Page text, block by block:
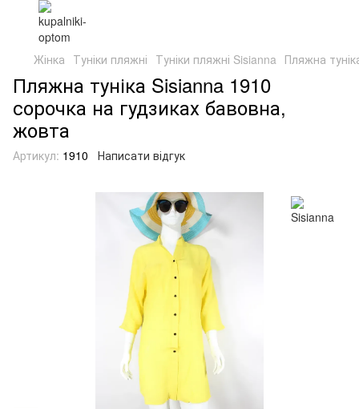
Жінка Туніки пляжні Туніки пляжні Sisianna Пляжна
Пляжна туніка Sisianna 1910
сорочка на гудзиках бавовна,
жовта
Артикул: 1910 Написати відгук